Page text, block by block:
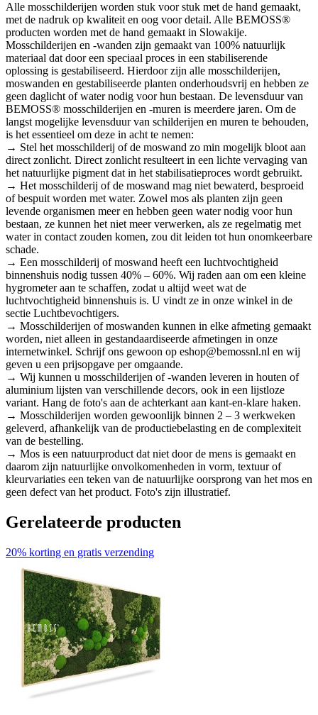
Alle mosschilderijen worden stuk voor stuk met de hand gemaakt,
met de nadruk op kwaliteit en oog voor detail. Alle BEMOSS®
producten worden met de hand gemaakt in Slowakije.
Mosschilderijen en -wanden zijn gemaakt van 100% natuurlijk
materiaal dat door een speciaal proces in een stabiliserende
oplossing is gestabiliseerd. Hierdoor zijn alle mosschilderijen,
moswanden en gestabiliseerde planten onderhoudsvrij en hebben ze
geen daglicht of water nodig voor hun bestaan. De levensduur van
BEMOSS® mosschilderijen en -muren is meerdere jaren. Om de
langst mogelijke levensduur van schilderijen en muren te behouden,
is het essentieel om deze in acht te nemen:
→ Stel het mosschilderij of de moswand zo min mogelijk bloot aan
direct zonlicht. Direct zonlicht resulteert in een lichte vervaging van
het natuurlijke pigment dat in het stabilisatieproces wordt gebruikt.
→ Het mosschilderij of de moswand mag niet bewaterd, besproeid
of bespuit worden met water. Zowel mos als planten zijn geen
levende organismen meer en hebben geen water nodig voor hun
bestaan, ze kunnen het niet meer verwerken, als ze regelmatig met
water in contact zouden komen, zou dit leiden tot hun onomkeerbare
schade.
→ Een mosschilderij of moswand heeft een luchtvochtigheid
binnenshuis nodig tussen 40% – 60%. Wij raden aan om een kleine
hygrometer aan te schaffen, zodat u altijd weet wat de
luchtvochtigheid binnenshuis is. U vindt ze in onze winkel in de
sectie Luchtbevochtigers.
→ Mosschilderijen of moswanden kunnen in elke afmeting gemaakt
worden, niet alleen in gestandaardiseerde afmetingen in onze
internetwinkel. Schrijf ons gewoon op eshop@bemossnl.nl en wij
geven u een prijsopgave per omgaande.
→ Wij kunnen u mosschilderijen of -wanden leveren in houten of
aluminium lijsten van verschillende decors, ook in een lijstloze
variant. Hang de foto's aan de achterkant aan kant-en-klare haken.
→ Mosschilderijen worden gewoonlijk binnen 2 – 3 werkweken
geleverd, afhankelijk van de productiebelasting en de complexiteit
van de bestelling.
→ Mos is een natuurproduct dat niet door de mens is gemaakt en
daarom zijn natuurlijke onvolkomenheden in vorm, textuur of
kleurvariaties een teken van de natuurlijke oorsprong van het mos en
geen defect van het product. Foto's zijn illustratief.
Gerelateerde producten
20% korting en gratis verzending